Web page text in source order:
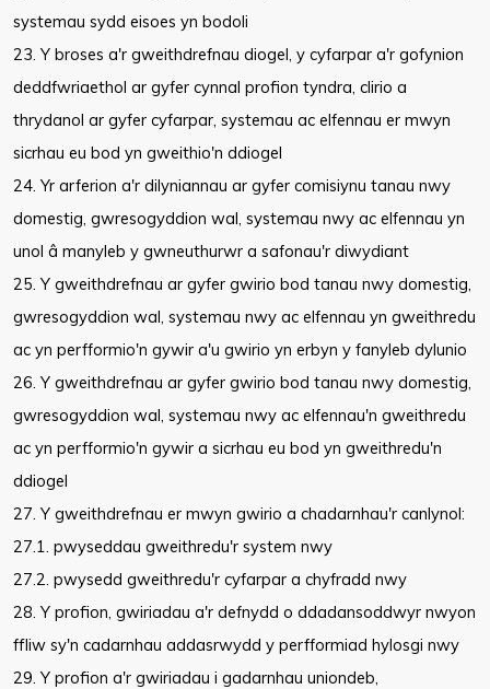
systemau sydd eisoes yn bodoli
23. Y broses a'r gweithdrefnau diogel, y cyfarpar a'r gofynion
deddfwriaethol ar gyfer cynnal profion tyndra, clirio a
thrydanol ar gyfer cyfarpar, systemau ac elfennau er mwyn
sicrhau eu bod yn gweithio'n ddiogel
24. Yr arferion a'r dilyniannau ar gyfer comisiynu tanau nwy
domestig, gwresogyddion wal, systemau nwy ac elfennau yn
unol â manyleb y gwneuthurwr a safonau'r diwydiant
25. Y gweithdrefnau ar gyfer gwirio bod tanau nwy domestig,
gwresogyddion wal, systemau nwy ac elfennau yn gweithredu
ac yn perfformio'n gywir a'u gwirio yn erbyn y fanyleb dylunio
26. Y gweithdrefnau ar gyfer gwirio bod tanau nwy domestig,
gwresogyddion wal, systemau nwy ac elfennau'n gweithredu
ac yn perfformio'n gywir a sicrhau eu bod yn gweithredu'n
ddiogel
27. Y gweithdrefnau er mwyn gwirio a chadarnhau'r canlynol:
27.1. pwyseddau gweithredu'r system nwy
27.2. pwysedd gweithredu'r cyfarpar a chyfradd nwy
28. Y profion, gwiriadau a'r defnydd o ddadansoddwyr nwyon
ffliw sy'n cadarnhau addasrwydd y perfformiad hylosgi nwy
29. Y profion a'r gwiriadau i gadarnhau uniondeb,